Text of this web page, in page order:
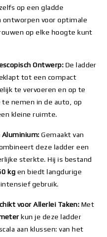
op een gladde
ontworpen voor optimale
op elke hoogte kunt
Ontwerp: De ladder
tot een compact
te vervoeren en op te
nemen in de auto, op
kleine ruimte.
Aluminium: Gemaakt van
deze ladder een
sterkte. Hij is bestand
kg en biedt langdurige
gebruik.
voor Allerlei Taken: Met
kun je deze ladder
aan klussen: van het